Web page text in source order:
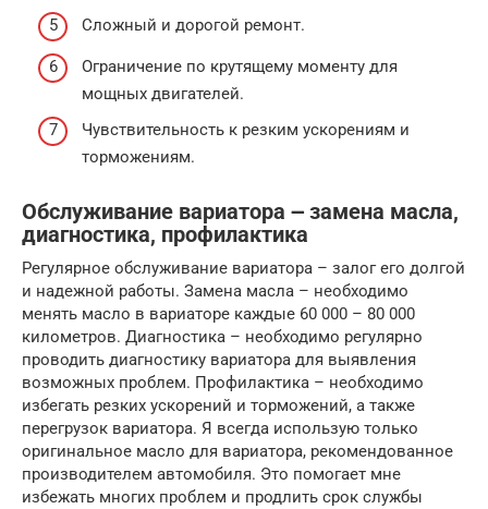
Сложный и дорогой ремонт.
Ограничение по крутящему моменту для
мощных двигателей.
Чувствительность к резким ускорениям и
торможениям.
Обслуживание вариатора ౼ замена масла,
диагностика, профилактика
Регулярное обслуживание вариатора – залог его долгой
и надежной работы. Замена масла – необходимо
менять масло в вариаторе каждые 60 000 – 80 000
километров. Диагностика – необходимо регулярно
проводить диагностику вариатора для выявления
возможных проблем. Профилактика – необходимо
избегать резких ускорений и торможений, а также
перегрузок вариатора. Я всегда использую только
оригинальное масло для вариатора, рекомендованное
производителем автомобиля. Это помогает мне
избежать многих проблем и продлить срок службы